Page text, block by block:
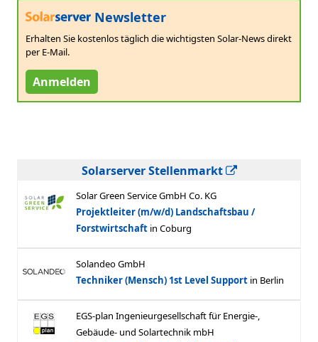
Newsletter
Erhalten Sie kostenlos täglich die wichtigsten Solar-News direkt
per E-Mail.
Anmelden
Solarserver Stellenmarkt